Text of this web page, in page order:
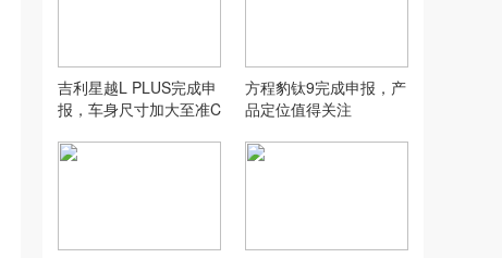
吉利星越L PLUS完成申
报，车身尺寸加大至准C
方程豹钛9完成申报，产
品定位值得关注